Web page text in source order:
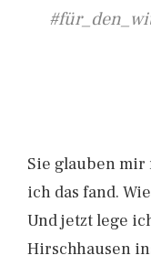
Sie glauben
ich das fand.
Und jetzt lege
Hirschhausen